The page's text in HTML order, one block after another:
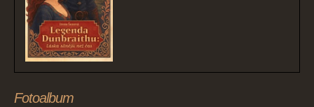
Fotoalbum